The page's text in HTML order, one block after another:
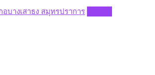
อบางเสาธง สมุทรปราการ